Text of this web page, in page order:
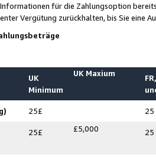
für die Zahlungsoption
Vergütung zurückhalten, bis Sie
UK
Minimum
UK Maxium
25£ 25
25£ £5,000 25